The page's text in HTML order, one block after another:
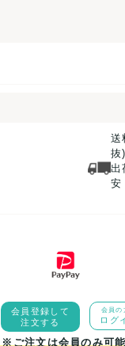
送
抜)
出
安
会員登録して
注文する
会員の
ログ
※ご注文は会員のみ可